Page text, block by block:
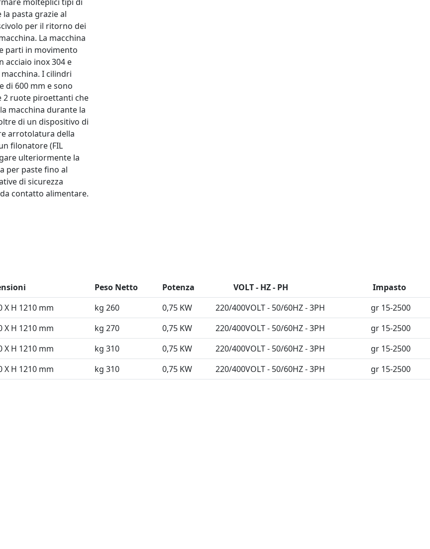
pasta grazie al
per il ritorno dei
La macchina
parti in movimento
acciaio inox 304 e
I cilindri
di 600 mm e sono
2 ruote piroettanti che
macchina durante la
di un dispositivo di
arrotolatura della
filonatore (FIL
ulteriormente la
per paste fino al
di sicurezza
contatto alimentare.
Peso Netto Potenza VOLT - HZ - PH
Impasto
X H 1210 mm kg 260 0,75 KW 220/400VOLT - 50/60HZ - 3PH
gr 15-2500
X H 1210 mm kg 270 0,75 KW 220/400VOLT - 50/60HZ - 3PH
gr 15-2500
X H 1210 mm kg 310 0,75 KW 220/400VOLT - 50/60HZ - 3PH
gr 15-2500
X H 1210 mm kg 310 0,75 KW 220/400VOLT - 50/60HZ - 3PH gr 15-2500